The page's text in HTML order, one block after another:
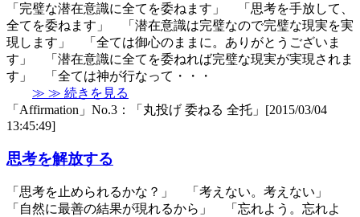
「完璧な潜在意識に全てを委ねます」 「思考を手放して、
全てを委ねます」 「潜在意識は完璧なので完璧な現実を実
現します」 「全ては御心のままに。ありがとうございま
す」 「潜在意識に全てを委ねれば完璧な現実が実現されま
す」 「全ては神が行なって・・・
≫ ≫ 続きを見る
「Affirmation」No.3：「丸投げ 委ねる 全托」[2015/03/04
13:45:49]
思考を解放する
「思考を止められるかな？」 「考えない。考えない」
「自然に最善の結果が現れるから」 「忘れよう。忘れよ